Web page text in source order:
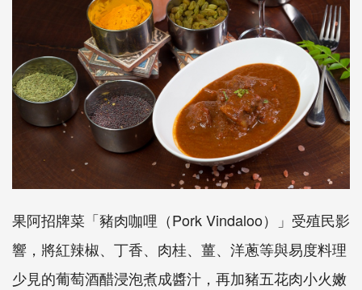
果阿招牌菜「豬肉咖哩（Pork Vindaloo）」受殖民影
響，將紅辣椒、丁香、肉桂、薑、洋蔥等與易度料理
少見的葡萄酒醋浸泡煮成醬汁，再加豬五花肉小火嫩